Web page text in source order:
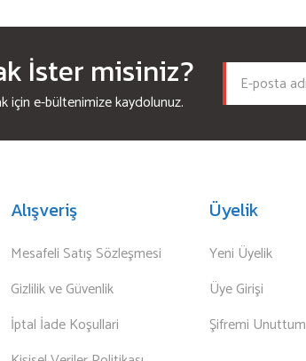
İster misiniz?
için e-bültenimize kaydolunuz.
Alışveriş
Mesafeli Satış Sözleşmesi
Gizlilik ve Güvenlik
İptal İade Koşullari
Üyelik
Yeni Üyelik
Üye Girişi
Şifremi Unuttum